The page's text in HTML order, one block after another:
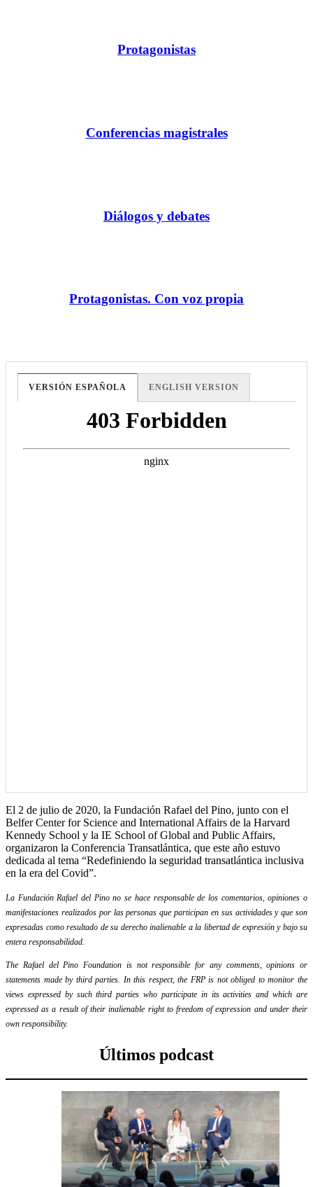
Protagonistas
Conferencias magistrales
Diálogos y debates
Protagonistas. Con voz propia
VERSIÓN ESPAÑOLA ENGLISH VERSION
El 2 de julio de 2020, la Fundación Rafael del Pino, junto con el
Belfer Center for Science and International Affairs de la Harvard
Kennedy School y la IE School of Global and Public Affairs,
organizaron la Conferencia Transatlántica, que este año estuvo
dedicada al tema “Redefiniendo la seguridad transatlántica inclusiva
en la era del Covid”.
La Fundación Rafael del Pino no se hace responsable de los comentarios, opiniones o
manifestaciones realizados por las personas que participan en sus actividades y que son
expresadas como resultado de su derecho inalienable a la libertad de expresión y bajo su
entera responsabilidad.
The Rafael del Pino Foundation is not responsible for any comments, opinions or
statements made by third parties. In this respect, the FRP is not obliged to monitor the
views expressed by such third parties who participate in its activities and which are
expressed as a result of their inalienable right to freedom of expression and under their
own responsibility.
Últimos podcast